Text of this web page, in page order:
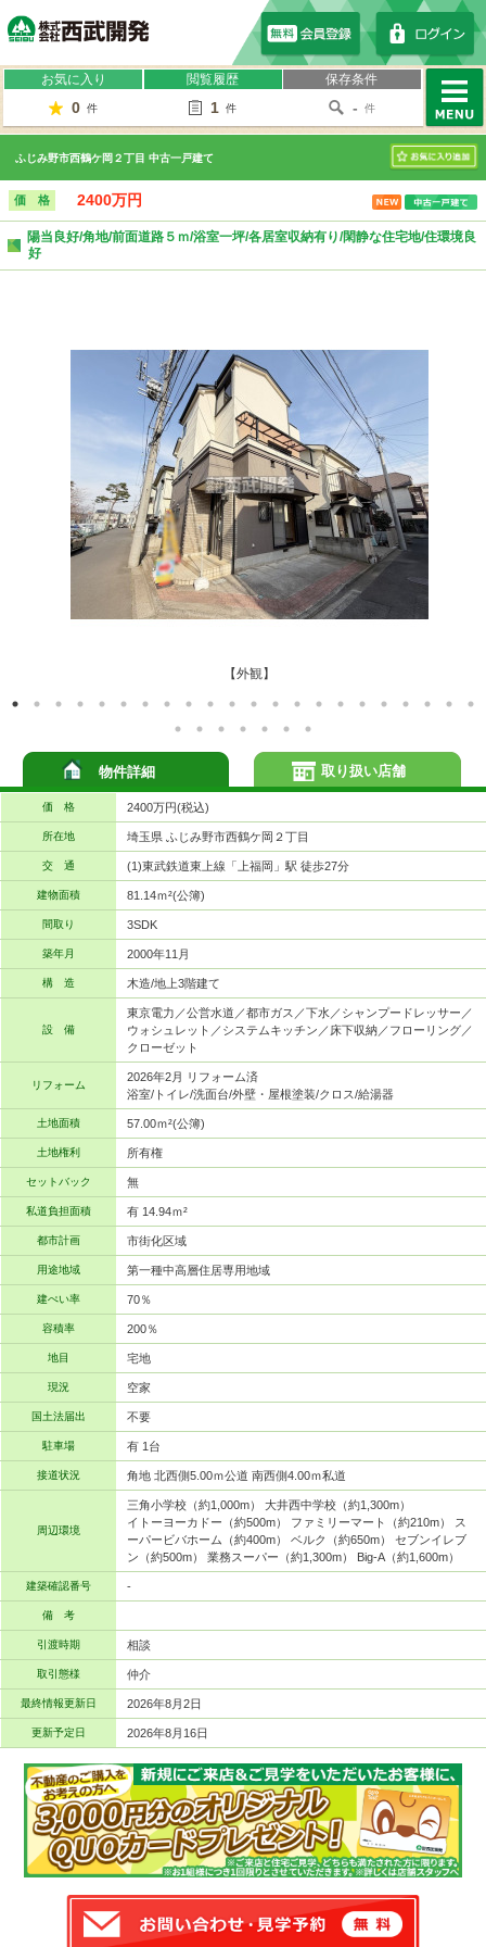
お気に入り
0 件
閲覧履歴
1 件
保存条件
- 件
MENU
ふじみ野市西鶴ケ岡２丁目 中古一戸建て
お気に入り
価 格 2400万円
陽当良好/角地/前面道路５ｍ/浴室一坪/各居室収納有り/閑静な住宅地/住環境良
好
【外観】
物件詳細
価 格 2400万円(税込)
所在地 埼玉県 ふじみ野市西鶴ケ岡２丁目
交 通 (1)東武鉄道東上線「上福岡」駅 徒歩27分
建物面積 81.14ｍ²(公簿)
間取り 3SDK
築年月 2000年11月
構 造 木造/地上3階建て
設 備
東京電力／公営水道／都市ガス／下水／シャンプードレッサー／
ウォシュレット／システムキッチン／床下収納／フローリング／
クローゼット
リフォーム
2026年2月 リフォーム済
浴室/トイレ/洗面台/外壁・屋根塗装/クロス/給湯器
土地面積 57.00ｍ²(公簿)
土地権利 所有権
セットバック 無
私道負担面積 有 14.94ｍ²
都市計画 市街化区域
用途地域 第一種中高層住居専用地域
建ぺい率 70％
容積率 200％
地目 宅地
現況 空家
国土法届出 不要
駐車場 有 1台
接道状況 角地 北西側5.00ｍ公道 南西側4.00ｍ私道
周辺環境
三角小学校（約1,000m） 大井西中学校（約1,300m）
イトーヨーカドー（約500m） ファミリーマート（約210m） ス
ーパービバホーム（約400m） ベルク（約650m） セブンイレブ
ン（約500m） 業務スーパー（約1,300m） Big-A（約1,600m）
建築確認番号 -
備 考
引渡時期 相談
取引態様 仲介
最終情報更新日 2026年8月2日
更新予定日 2026年8月16日
取り扱い店舗